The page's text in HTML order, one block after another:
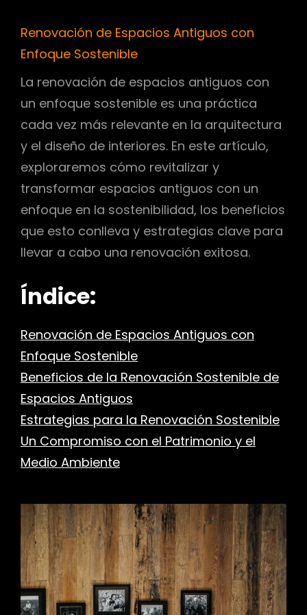
Renovación de Espacios Antiguos con
Enfoque Sostenible
La renovación de espacios antiguos con
un enfoque sostenible es una práctica
cada vez más relevante en la arquitectura
y el diseño de interiores. En este artículo,
exploraremos cómo revitalizar y
transformar espacios antiguos con un
enfoque en la sostenibilidad, los beneficios
que esto conlleva y estrategias clave para
llevar a cabo una renovación exitosa.
Índice:
Renovación de Espacios Antiguos con
Enfoque Sostenible
Beneficios de la Renovación Sostenible de
Espacios Antiguos
Estrategias para la Renovación Sostenible
Un Compromiso con el Patrimonio y el
Medio Ambiente